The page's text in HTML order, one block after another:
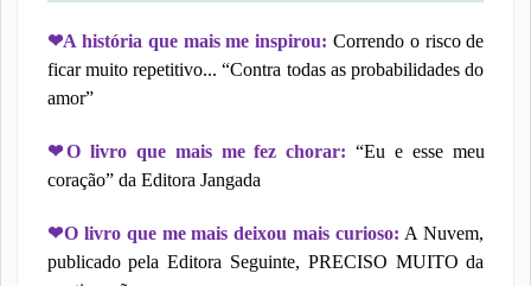
❤A história que mais me inspirou: Correndo o risco de
ficar muito repetitivo... “Contra todas as probabilidades do
amor”
❤O livro que mais me fez chorar: “Eu e esse meu
coração” da Editora Jangada
❤O livro que me mais deixou mais curioso: A Nuvem,
publicado pela Editora Seguinte, PRECISO MUITO da